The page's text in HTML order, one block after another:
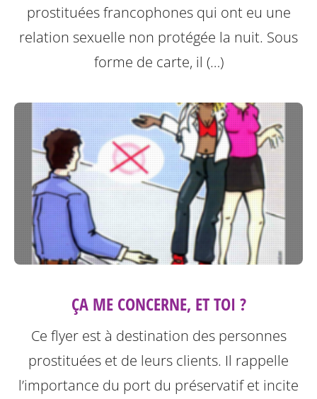
prostituées francophones qui ont eu une
relation sexuelle non protégée la nuit. Sous
forme de carte, il (…)
ÇA ME CONCERNE, ET TOI ?
Ce flyer est à destination des personnes
prostituées et de leurs clients. Il rappelle
l’importance du port du préservatif et incite